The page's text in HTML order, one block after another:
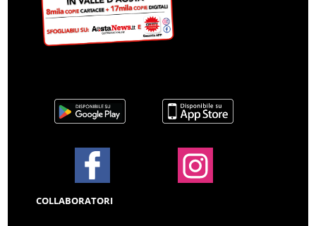
COLLABORATORI